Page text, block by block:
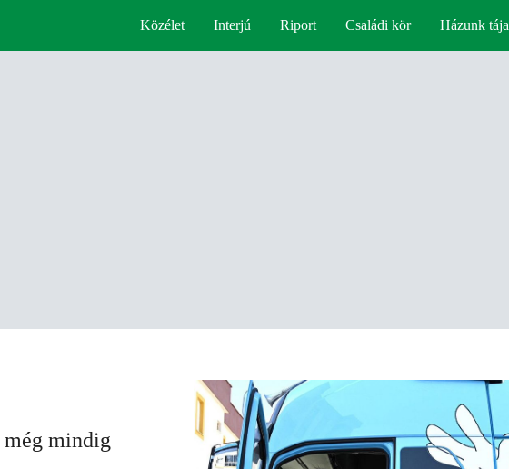
Közélet Interjú Riport Családi kör Házunk tája
még mindig